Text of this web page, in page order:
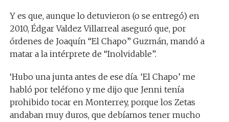
Y es que, aunque lo detuvieron (o se entregó) en
2010, Édgar Valdez Villarreal aseguró que, por
órdenes de Joaquín “El Chapo” Guzmán, mandó a
matar a la intérprete de “Inolvidable”.
‘Hubo una junta antes de ese día. ‘El Chapo’ me
habló por teléfono y me dijo que Jenni tenía
prohibido tocar en Monterrey, porque los Zetas
andaban muy duros, que debíamos tener mucho